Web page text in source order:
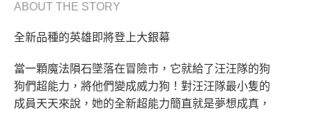
ABOUT THE STORY
全新品種的英雄即將登上大銀幕
當一顆魔法隕石墜落在冒險市，它就給了汪汪隊的狗
狗們超能力，將他們變成威力狗！對汪汪隊最小隻的
成員天天來說，她的全新超能力簡直就是夢想成真，